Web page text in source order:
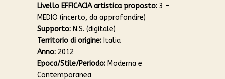
Livello EFFICACIA artistica proposto: 3 -
MEDIO (incerto, da approfondire)
Supporto: N.S. (digitale)
Territorio di origine: Italia
Anno: 2012
Epoca/Stile/Periodo: Moderna e
Contemporanea